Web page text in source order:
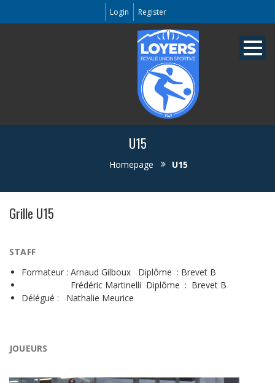
Login Register
U15
Homepage U15
Grille U15
STAFF
Formateur : Arnaud Gilboux Diplôme : Brevet B
Frédéric Martinelli Diplôme : Brevet B
Délégué : Nathalie Meurice
JOUEURS